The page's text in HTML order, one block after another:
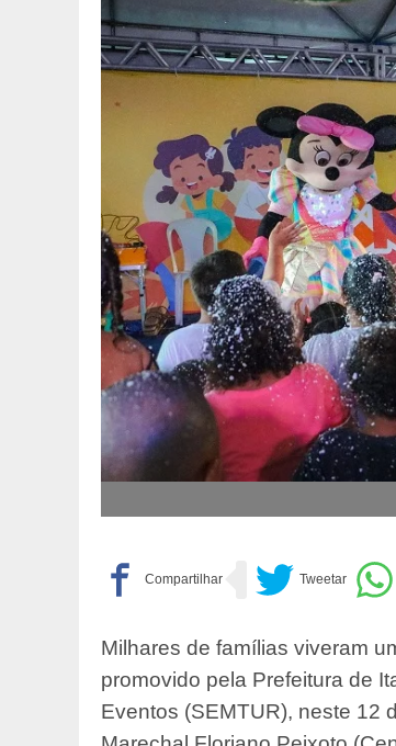
Milhares de famílias viveram
promovido pela Prefeitura de
Eventos (SEMTUR), neste 12